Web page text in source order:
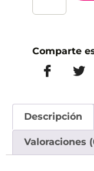
Comparte
Descripción
Valoraciones